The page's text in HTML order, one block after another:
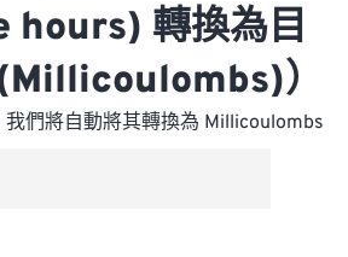
hours) 轉換為目
）
們將自動將其轉換為 Millicoulombs